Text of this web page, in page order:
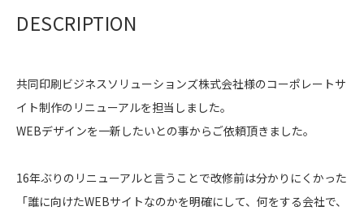
DESCRIPTION
共同印刷ビジネスソリューションズ株式会社様のコーポレートサ
イト制作のリニューアルを担当しました。
WEBデザインを一新したいとの事からご依頼頂きました。
16年ぶりのリニューアルと言うことで改修前は分かりにくかった
「誰に向けたWEBサイトなのかを明確にして、何をする会社で、